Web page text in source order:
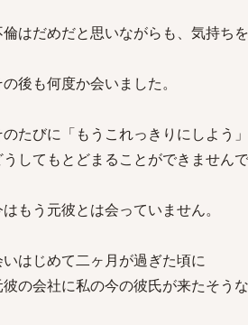
はだめだと思いながらも、気持ち
の後も何度か会いました。
のたびに「もうこれっきりにしよう
うしてもとどまることができませんで
もう元彼とは会っていません。
いはじめて二ヶ月が過ぎた頃に
彼の会社に私の今の彼氏が来たそうな